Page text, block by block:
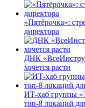
«Пятёрочка»:
директора
ДНК
хочется расти
ИТ-хаб группы
топ-8 локаций